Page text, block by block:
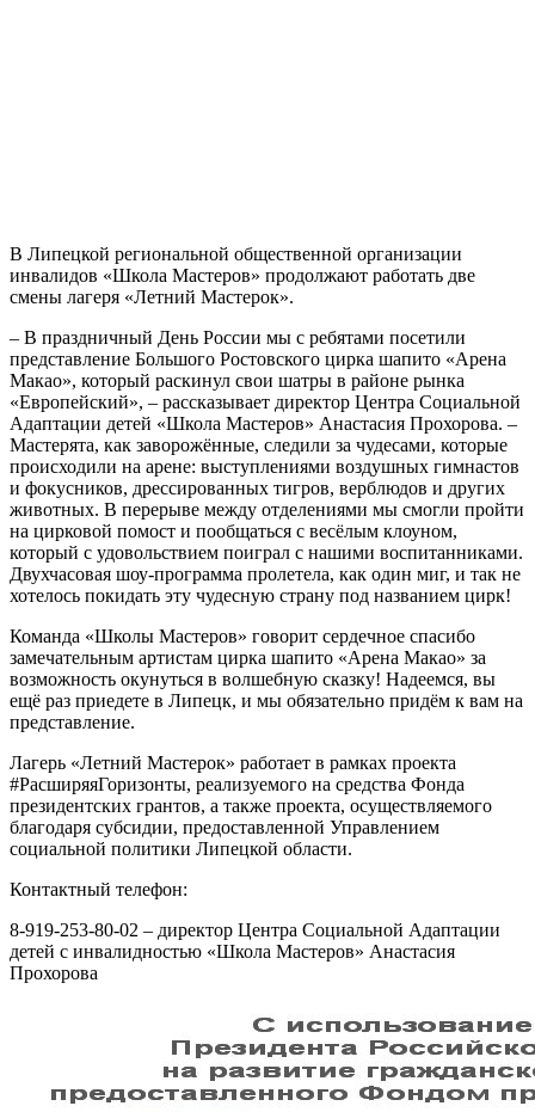
В Липецкой региональной общественной организации
инвалидов «Школа Мастеров» продолжают работать две
смены лагеря «Летний Мастерок».
– В праздничный День России мы с ребятами посетили
представление Большого Ростовского цирка шапито «Арена
Макао», который раскинул свои шатры в районе рынка
«Европейский», – рассказывает директор Центра Социальной
Адаптации детей «Школа Мастеров» Анастасия Прохорова. –
Мастерята, как заворожённые, следили за чудесами, которые
происходили на арене: выступлениями воздушных гимнастов
и фокусников, дрессированных тигров, верблюдов и других
животных. В перерыве между отделениями мы смогли пройти
на цирковой помост и пообщаться с весёлым клоуном,
который с удовольствием поиграл с нашими воспитанниками.
Двухчасовая шоу-программа пролетела, как один миг, и так не
хотелось покидать эту чудесную страну под названием цирк!
Команда «Школы Мастеров» говорит сердечное спасибо
замечательным артистам цирка шапито «Арена Макао» за
возможность окунуться в волшебную сказку! Надеемся, вы
ещё раз приедете в Липецк, и мы обязательно придём к вам на
представление.
Лагерь «Летний Мастерок» работает в рамках проекта
#РасширяяГоризонты, реализуемого на средства Фонда
президентских грантов, а также проекта, осуществляемого
благодаря субсидии, предоставленной Управлением
социальной политики Липецкой области.
Контактный телефон:
8-919-253-80-02 – директор Центра Социальной Адаптации
детей с инвалидностью «Школа Мастеров» Анастасия
Прохорова